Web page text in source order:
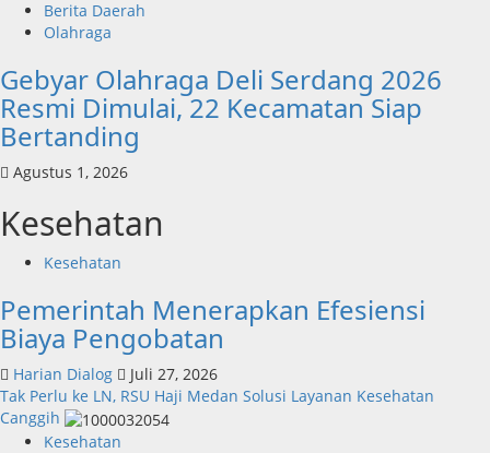
Berita Daerah
Olahraga
Gebyar Olahraga Deli Serdang 2026
Resmi Dimulai, 22 Kecamatan Siap
Bertanding
Agustus 1, 2026
Kesehatan
Kesehatan
Pemerintah Menerapkan Efesiensi
Biaya Pengobatan
Harian Dialog
Juli 27, 2026
Tak Perlu ke LN, RSU Haji Medan Solusi Layanan Kesehatan
Canggih
Kesehatan